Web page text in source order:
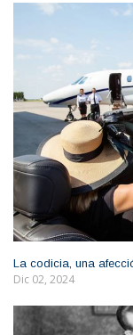
La codicia, una
Dic 02, 2024